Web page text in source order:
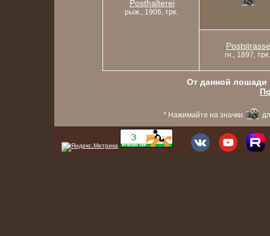
Posthalterei
рыж., 1906, трк.
Poststrasse
гн., 1897, трк.
От данной лошади
* Нажимайте на значки